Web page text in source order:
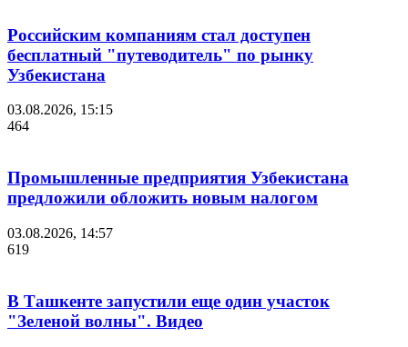
Российским компаниям стал доступен
бесплатный "путеводитель" по рынку
Узбекистана
03.08.2026, 15:15
464
Промышленные предприятия Узбекистана
предложили обложить новым налогом
03.08.2026, 14:57
619
В Ташкенте запустили еще один участок
"Зеленой волны". Видео